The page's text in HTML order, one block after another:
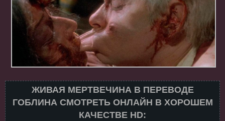
ЖИВАЯ МЕРТВЕЧИНА В ПЕРЕВОДЕ
ГОБЛИНА СМОТРЕТЬ ОНЛАЙН В ХОРОШЕМ
КАЧЕСТВЕ HD: